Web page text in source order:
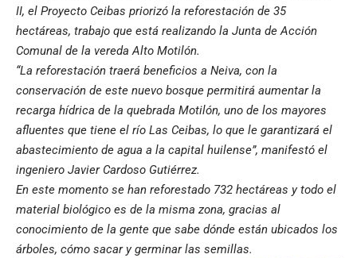
II, el Proyecto Ceibas priorizó la reforestación de 35
hectáreas, trabajo que está realizando la Junta de Acción
Comunal de la vereda Alto Motilón.
“La reforestación traerá beneficios a Neiva, con la
conservación de este nuevo bosque permitirá aumentar la
recarga hídrica de la quebrada Motilón, uno de los mayores
afluentes que tiene el río Las Ceibas, lo que le garantizará el
abastecimiento de agua a la capital huilense”, manifestó el
ingeniero Javier Cardoso Gutiérrez.
En este momento se han reforestado 732 hectáreas y todo el
material biológico es de la misma zona, gracias al
conocimiento de la gente que sabe dónde están ubicados los
árboles, cómo sacar y germinar las semillas.